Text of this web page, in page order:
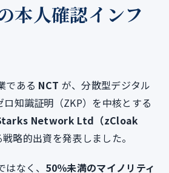
本人確認インフ
である NCT が、分散型デジタル
ロ知識証明（ZKP）を中核とする
Network Ltd（zCloak
略的出資を発表しました。
なく、 50％未満のマイノリティ